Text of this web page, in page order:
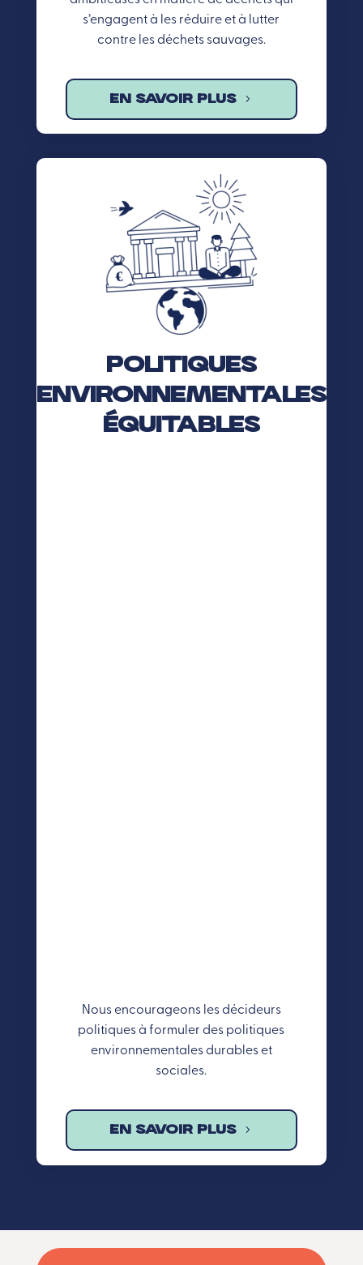
s’engagent à les réduire et à lutter
contre les déchets sauvages.
EN SAVOIR PLUS
Politiques
environnementales
équitables
Nous encourageons les décideurs
politiques à formuler des politiques
environnementales durables et
sociales.
EN SAVOIR PLUS